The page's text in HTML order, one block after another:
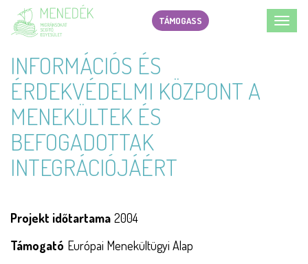
Ugrás
TÁMOGASS
INFORMÁCIÓS ÉS
ÉRDEKVÉDELMI KÖZPONT A
MENEKÜLTEK ÉS
BEFOGADOTTAK
INTEGRÁCIÓJÁÉRT
Projekt időtartama 2004
Támogató Európai Menekültügyi Alap